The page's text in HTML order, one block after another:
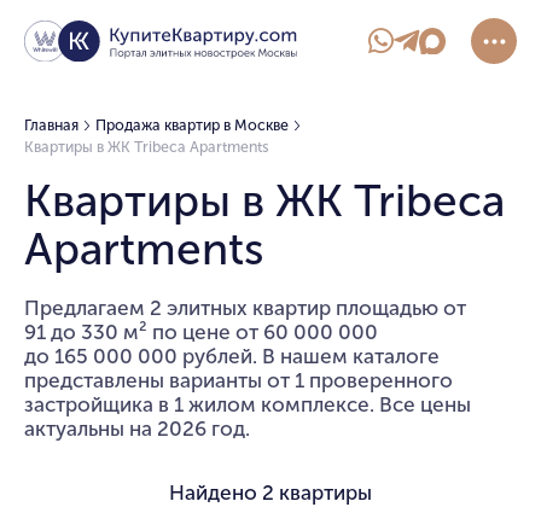
Главная
Продажа квартир в Москве
Квартиры в ЖК Tribeca Apartments
Квартиры в ЖК Tribeca
Apartments
Предлагаем 2 элитных квартир площадью от
91 до 330 м² по цене от 60 000 000
до 165 000 000 рублей. В нашем каталоге
представлены варианты от 1 проверенного
застройщика в 1 жилом комплексе. Все цены
актуальны на 2026 год.
Найдено 2 квартиры